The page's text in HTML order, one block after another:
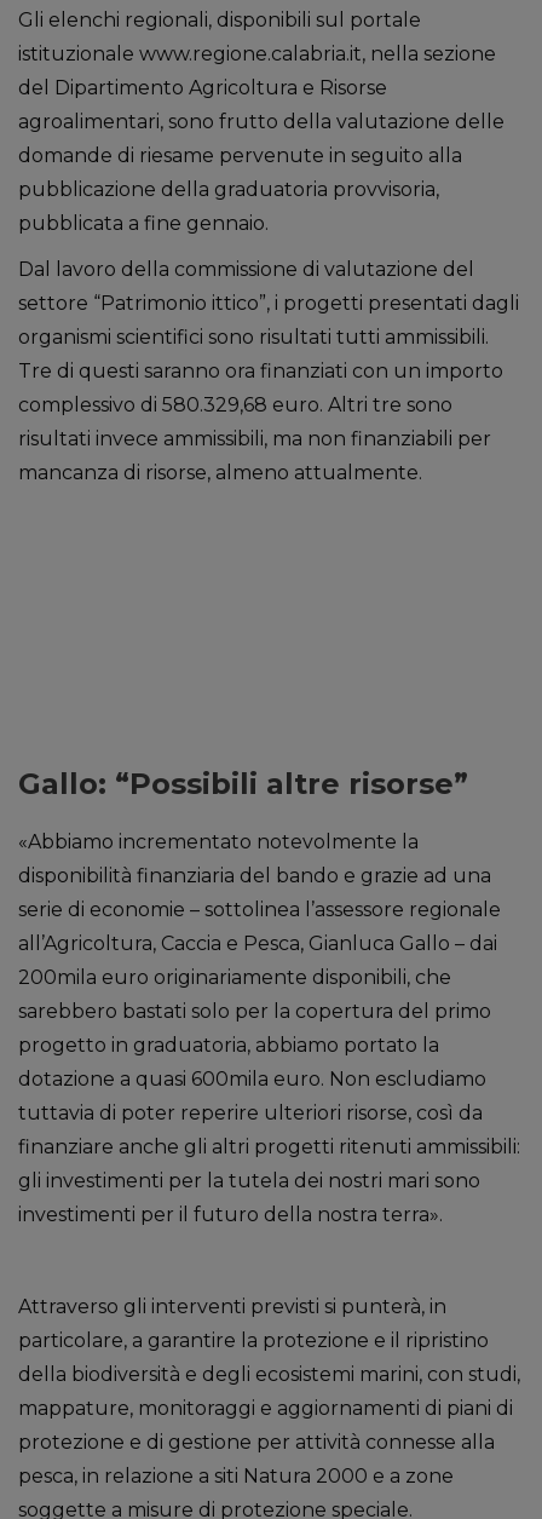
Gli elenchi regionali, disponibili sul portale
istituzionale www.regione.calabria.it, nella sezione
del Dipartimento Agricoltura e Risorse
agroalimentari, sono frutto della valutazione delle
domande di riesame pervenute in seguito alla
pubblicazione della graduatoria provvisoria,
pubblicata a fine gennaio.
Dal lavoro della commissione di valutazione del
settore “Patrimonio ittico”, i progetti presentati dagli
organismi scientifici sono risultati tutti ammissibili.
Tre di questi saranno ora finanziati con un importo
complessivo di 580.329,68 euro. Altri tre sono
risultati invece ammissibili, ma non finanziabili per
mancanza di risorse, almeno attualmente.
Gallo: “Possibili altre risorse”
«Abbiamo incrementato notevolmente la
disponibilità finanziaria del bando e grazie ad una
serie di economie – sottolinea l’assessore regionale
all’Agricoltura, Caccia e Pesca, Gianluca Gallo – dai
200mila euro originariamente disponibili, che
sarebbero bastati solo per la copertura del primo
progetto in graduatoria, abbiamo portato la
dotazione a quasi 600mila euro. Non escludiamo
tuttavia di poter reperire ulteriori risorse, così da
finanziare anche gli altri progetti ritenuti ammissibili:
gli investimenti per la tutela dei nostri mari sono
investimenti per il futuro della nostra terra».
Attraverso gli interventi previsti si punterà, in
particolare, a garantire la protezione e il ripristino
della biodiversità e degli ecosistemi marini, con studi,
mappature, monitoraggi e aggiornamenti di piani di
protezione e di gestione per attività connesse alla
pesca, in relazione a siti Natura 2000 e a zone
soggette a misure di protezione speciale.